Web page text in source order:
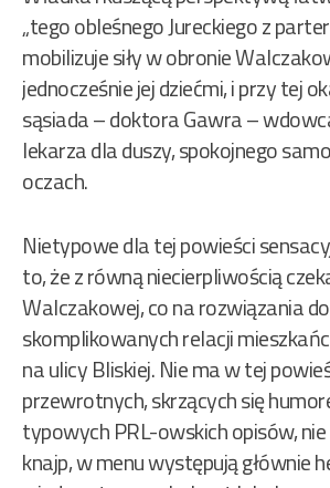
„tego obleśnego Jureckiego z
mobilizuje siły w obronie
jednocześnie jej dziećmi, i przy tej
sąsiada – doktora Gawra –
lekarza dla duszy, spokojnego
oczach.
Nietypowe dla tej powieści
to, że z równą niecierpliwością
Walczakowej, co na rozwiązania
skomplikowanych relacji
na ulicy Bliskiej. Nie ma w tej
przewrotnych, skrzących się
typowych PRL-owskich opisów,
knajp, w menu występują głównie